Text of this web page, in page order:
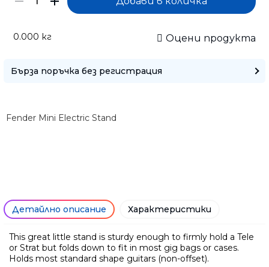
0.000 кг Оцени продукта
Бърза поръчка без регистрация
Fender Mini Electric Stand
Детайлно описание Характеристики
This great little stand is sturdy enough to firmly hold a Tele
or Strat but folds down to fit in most gig bags or cases.
Holds most standard shape guitars (non-offset).